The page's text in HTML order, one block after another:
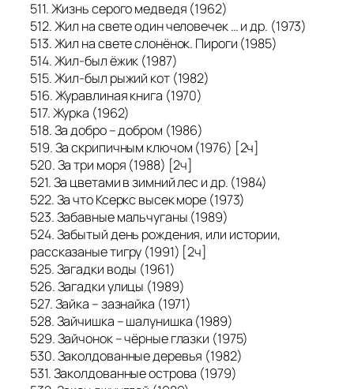
511. Жизнь серого медведя (1962)
512. Жил на свете один человечек … и др. (1973)
513. Жил на свете слонёнок. Пироги (1985)
514. Жил-был ёжик (1987)
515. Жил-был рыжий кот (1982)
516. Журавлиная книга (1970)
517. Журка (1962)
518. За добро – добром (1986)
519. За скрипичным ключом (1976) [2ч]
520. За три моря (1988) [2ч]
521. За цветами в зимний лес и др. (1984)
522. За что Ксеркс высек море (1973)
523. Забавные мальчуганы (1989)
524. Забытый день рождения, или истории,
рассказаные тигру (1991) [2ч]
525. Загадки воды (1961)
526. Загадки улицы (1989)
527. Зайка – зазнайка (1971)
528. Зайчишка – шалунишка (1989)
529. Зайчонок – чёрные глазки (1975)
530. Заколдованные деревья (1982)
531. Заколдованные острова (1979)